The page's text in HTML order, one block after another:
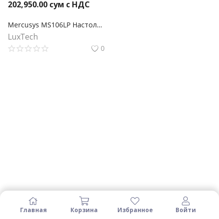
202,950.00 сум с НДС
Mercusys MS106LP Настольный коммутатор с 6 портами 10/100 Мбит/с (4 порта PoE+)
LuxTech
0
Главная Корзина Избранное Войти